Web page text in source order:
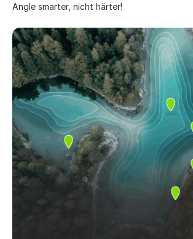
Angle smarter, nicht härter!